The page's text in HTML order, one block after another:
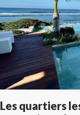
Les quartiers